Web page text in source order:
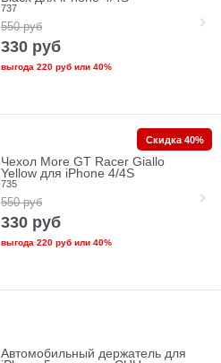
737
550 руб
330 руб
выгода 220 рубили 40%
Чехол More GT Racer Giallo
Yellow для iPhone 4/4S
735
550 руб
330 руб
выгода 220 рубили 40%
Скидка 40%
Автомобильный держатель для